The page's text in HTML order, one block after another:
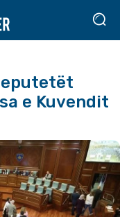
e Kuvendit